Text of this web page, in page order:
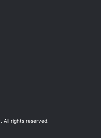
All rights reserved.